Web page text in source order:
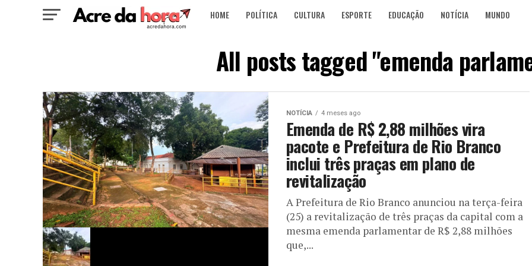
HOME POLÍTICA CULTURA ESPORTE EDUCAÇÃO NOTÍCIA MUNDO
All posts tagged "emenda
NOTÍCIA 4 meses ago
Emenda de R$ 2,88 milhões vira
pacote e Prefeitura de Rio Branco
inclui três praças em plano de
revitalização
A Prefeitura de Rio Branco anunciou na terça-feira
(25) a revitalização de três praças da capital com a
mesma emenda parlamentar de R$ 2,88 milhões
que,...